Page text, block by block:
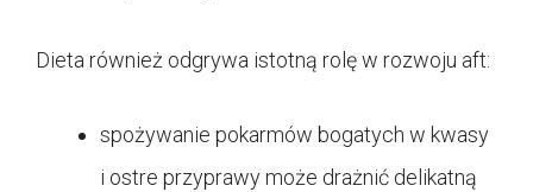
Dieta również odgrywa istotną rolę w rozwoju aft:
spożywanie pokarmów bogatych w kwasy
i ostre przyprawy może drażnić delikatną